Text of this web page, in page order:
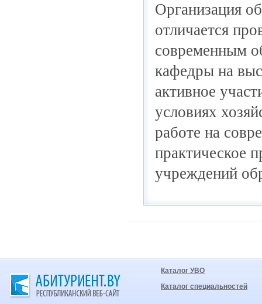
Организация
отличается
современным
кафедры на
активное
условиях
работе на
практическое
учреждений
Каталог УВО
Каталог специальностей